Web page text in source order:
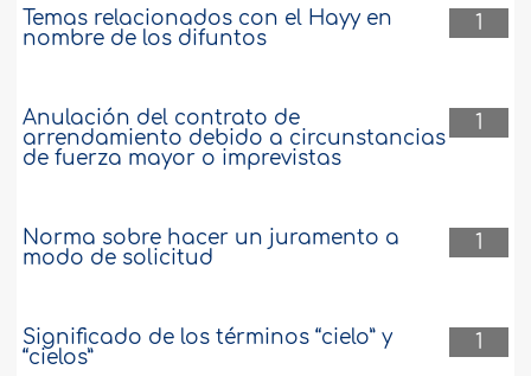
1
Temas relacionados con el Hayy en
nombre de los difuntos
1
Anulación del contrato de
arrendamiento debido a circunstancias
de fuerza mayor o imprevistas
1
Norma sobre hacer un juramento a
modo de solicitud
1
Significado de los términos “cielo” y
“cielos”